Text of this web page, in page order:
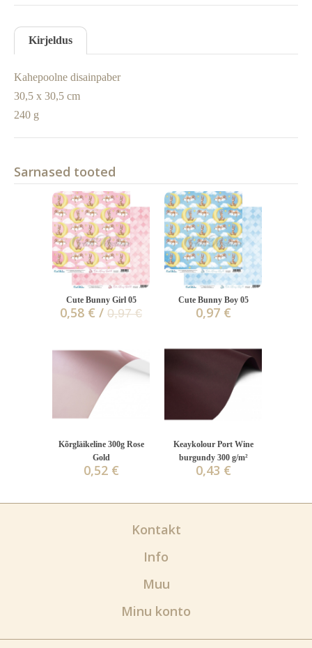
Kirjeldus
Kahepoolne disainpaber
30,5 x 30,5 cm
240 g
Sarnased tooted
Cute Bunny Girl 05
0,58 € / 0,97 €
Cute Bunny Boy 05
0,97 €
Kõrgläikeline 300g Rose
Gold
0,52 €
Keaykolour Port Wine
burgundy 300 g/m²
0,43 €
Kontakt
Info
Muu
Minu konto